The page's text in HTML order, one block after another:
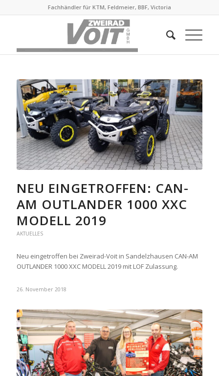
Fachhändler für KTM, Feldmeier, BBF, Victoria
NEU EINGETROFFEN: CAN-
AM OUTLANDER 1000 XXC
MODELL 2019
AKTUELLES
Neu eingetroffen bei Zweirad-Voit in Sandelzhausen CAN-AM
OUTLANDER 1000 XXC MODELL 2019 mit LOF Zulassung.
26. November 2018